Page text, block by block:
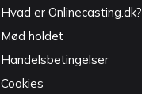
Hvad er Onlinecasting.dk?
Mød holdet
Handelsbetingelser
Cookies